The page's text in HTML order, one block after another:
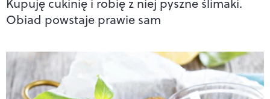
Obiad powstaje prawie sam